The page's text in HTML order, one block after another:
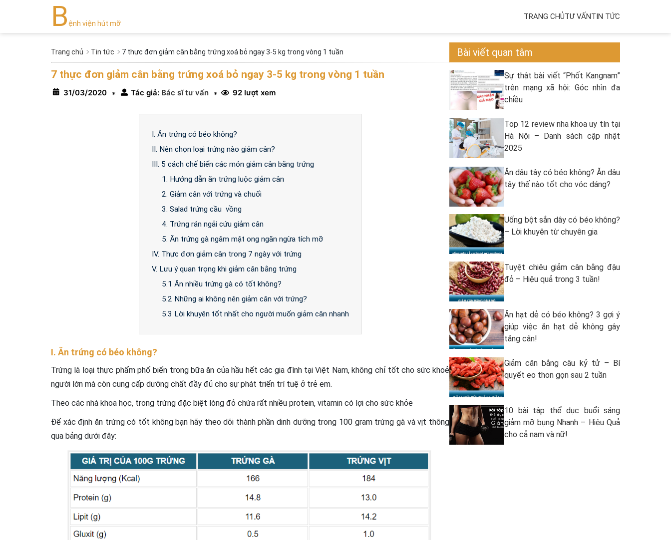
Bệnh viện hút mỡ
TRANG CHỦTƯ VẤNTIN TỨC
Trang chủ Tin tức 7 thực đơn giảm cân bằng trứng xoá bỏ ngay 3-5 kg trong vòng 1 tuần
7 thực đơn giảm cân bằng trứng xoá bỏ ngay 3-5 kg trong vòng 1 tuần
31/03/2020 * Tác giả: Bác sĩ tư vấn * 92 lượt xem
I. Ăn trứng có béo không?
II. Nên chọn loại trứng nào giảm cân?
III. 5 cách chế biến các món giảm cân bằng trứng
1. Hướng dẫn ăn trứng luộc giảm cân
2. Giảm cân với trứng và chuối
3. Salad trứng cầu vồng
4. Trứng rán ngải cứu giảm cân
5. Ăn trứng gà ngâm mật ong ngăn ngừa tích mỡ
IV. Thực đơn giảm cân trong 7 ngày với trứng
V. Lưu ý quan trọng khi giảm cân bằng trứng
5.1 Ăn nhiều trứng gà có tốt không?
5.2 Những ai không nên giảm cân với trứng?
5.3 Lời khuyên tốt nhất cho người muốn giảm cân nhanh
I. Ăn trứng có béo không?
Trứng là loại thực phẩm phổ biến trong bữa ăn của hầu hết các gia đình tại Việt Nam, không chỉ tốt cho sức khoẻ
người lớn mà còn cung cấp dưỡng chất đầy đủ cho sự phát triển trí tuệ ở trẻ em.
Theo các nhà khoa học, trong trứng đặc biệt lòng đỏ chứa rất nhiều protein, vitamin có lợi cho sức khỏe
Để xác định ăn trứng có tốt không bạn hãy theo dõi thành phần dinh dưỡng trong 100 gram trứng gà và vịt thông
qua bảng dưới đây:
Bài viết quan tâm
Sự thật bài viết “Phốt Kangnam”
trên mạng xã hội: Góc nhìn đa
chiều
Top 12 review nha khoa uy tín tại
Hà Nội – Danh sách cập nhật
2025
Ăn dâu tây có béo không? Ăn dâu
tây thế nào tốt cho vóc dáng?
Uống bột sắn dây có béo không?
– Lời khuyên từ chuyên gia
Tuyệt chiêu giảm cân bằng đậu
đỏ – Hiệu quả trong 3 tuần!
Ăn hạt dẻ có béo không? 3 gợi ý
giúp việc ăn hạt dẻ không gây
tăng cân!
Giảm cân bằng câu kỷ tử – Bí
quyết eo thon gọn sau 2 tuần
10 bài tập thể dục buổi sáng
giảm mỡ bụng Nhanh – Hiệu Quả
cho cả nam và nữ!